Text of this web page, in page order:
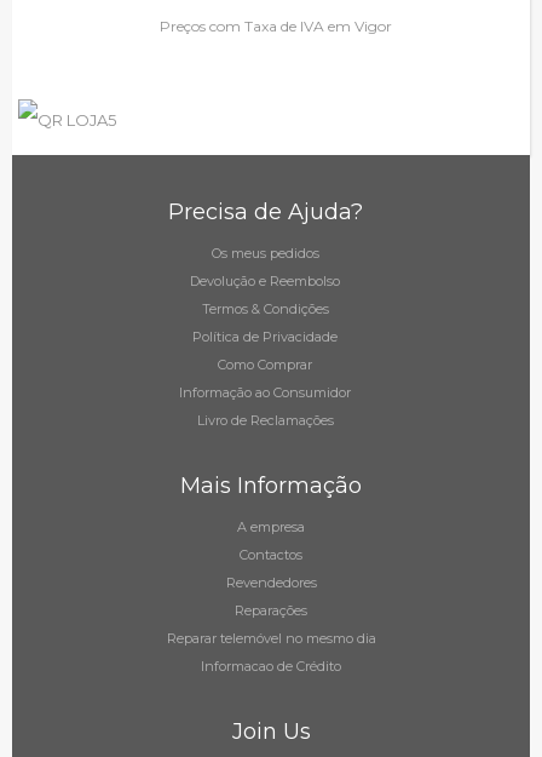
Preços com Taxa de IVA em Vigor
Precisa de Ajuda?
Os meus pedidos
Devolução e Reembolso
Termos & Condições
Política de Privacidade
Como Comprar
Informação ao Consumidor
Livro de Reclamações
Mais Informação
A empresa
Contactos
Revendedores
Reparações
Reparar telemóvel no mesmo dia
Informacao de Crédito
Join Us